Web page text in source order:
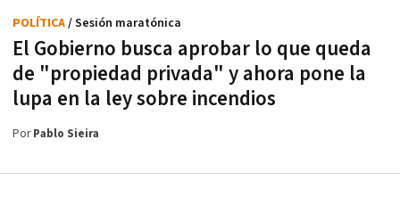
El Gobierno busca aprobar lo que queda
de "propiedad privada" y ahora pone la
lupa en la ley sobre incendios
POLÍTICA/ Sesión maratónica
PorPablo Sieira